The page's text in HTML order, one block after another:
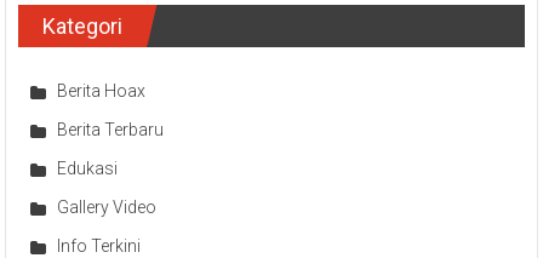
Kategori
Berita Hoax
Berita Terbaru
Edukasi
Gallery Video
Info Terkini